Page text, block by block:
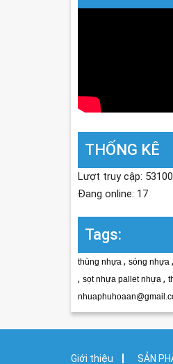
THỐNG KÊ
Lượt truy cập:
Đang online: 17
Tags:
thùng nhựa , sóng nhựa ,
, sọt nhựa pallet nhựa ,
Giới thiệu SẢN